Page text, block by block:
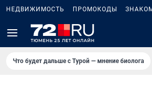
НЕДВИЖИМОСТЬ ПРОМОКОДЫ
Что будет дальше с Турой — мнение биолога